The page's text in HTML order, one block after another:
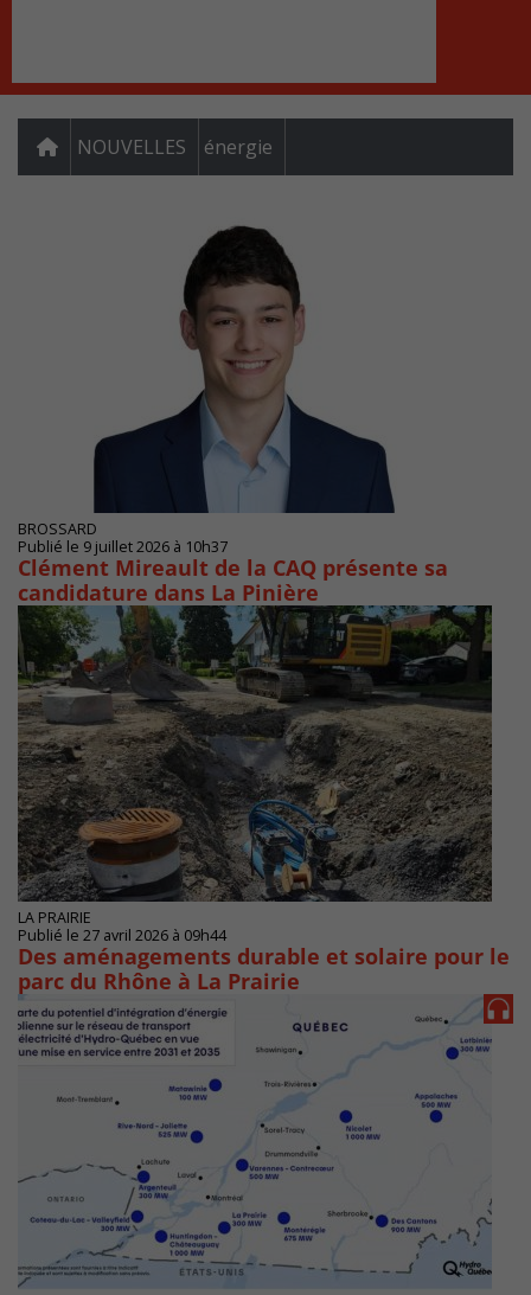
NOUVELLES énergie
BROSSARD
Publié le 9 juillet 2026 à 10h37
Clément Mireault de la CAQ présente sa
candidature dans La Pinière
LA PRAIRIE
Publié le 27 avril 2026 à 09h44
Des aménagements durable et solaire pour le
parc du Rhône à La Prairie